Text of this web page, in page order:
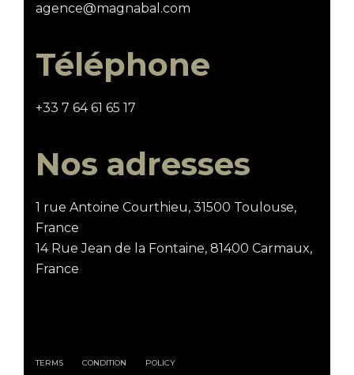
agence@magnabal.com
Téléphone
+33 7 64 61 65 17
Nos adresses
1 rue Antoine Courthieu, 31500 Toulouse,
France
14 Rue Jean de la Fontaine, 81400 Carmaux,
France
TERMS CONDITION POLICY